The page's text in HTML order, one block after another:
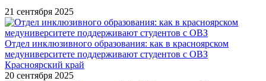
21 сентября 2025
Отдел инклюзивного образования: как в красноярском
медуниверситете поддерживают студентов с ОВЗ
Красноярский край
20 сентября 2025